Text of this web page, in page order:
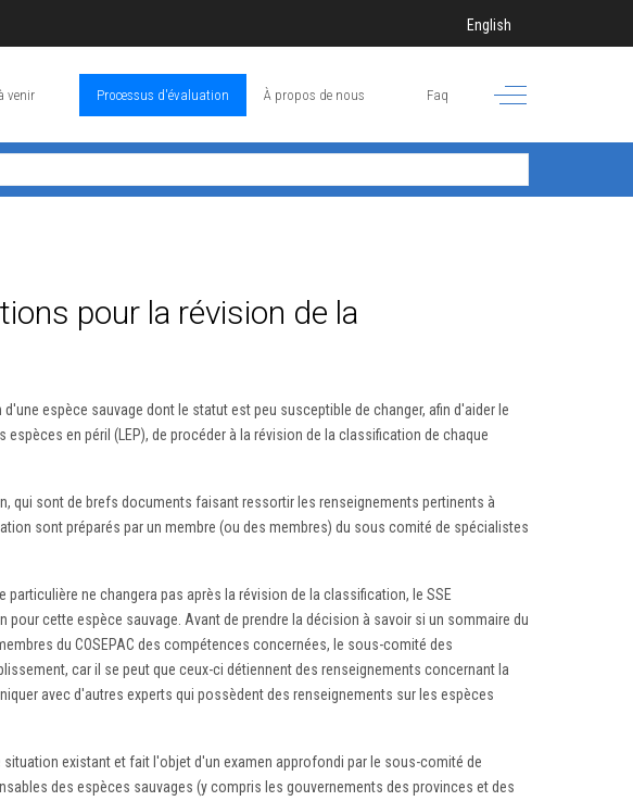
Sélectionnez votre langue
English
venir Processus d'évaluation À propos de nous Faq Off-Canvas Toggle
pour la révision de la
espèce sauvage dont le statut est peu susceptible de changer, afin d'aider le
en péril (LEP), de procéder à la révision de la classification de chaque
qui sont de brefs documents faisant ressortir les renseignements pertinents à
sont préparés par un membre (ou des membres) du sous comité de spécialistes
ne changera pas après la révision de la classification, le SSE
cette espèce sauvage. Avant de prendre la décision à savoir si un sommaire du
du COSEPAC des compétences concernées, le sous-comité des
car il se peut que ceux-ci détiennent des renseignements concernant la
avec d'autres experts qui possèdent des renseignements sur les espèces
existant et fait l'objet d'un examen approfondi par le sous-comité de
des espèces sauvages (y compris les gouvernements des provinces et des